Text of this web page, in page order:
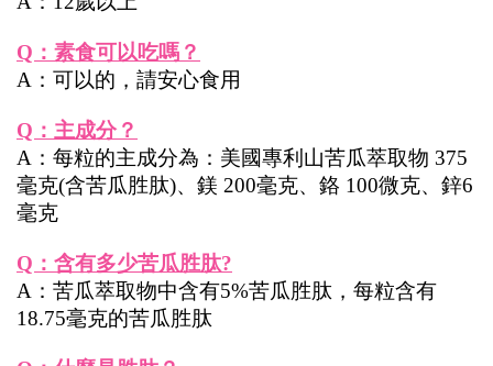
Q：素食可以吃嗎？
A：可以的，請安心食用
Q：主成分？
A：每粒的主成分為：美國專利山苦瓜萃取物 375
毫克(含苦瓜胜肽)、鎂 200毫克、鉻 100微克、鋅6
毫克
Q：含有多少苦瓜胜肽?
A：苦瓜萃取物中含有5%苦瓜胜肽，每粒含有
18.75毫克的苦瓜胜肽